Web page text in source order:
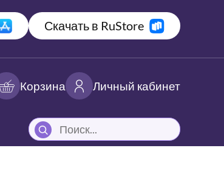
Скачать в RuStore
Корзина Личный кабинет